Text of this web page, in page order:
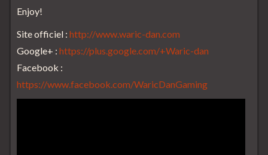
Enjoy!
Site officiel : http://www.waric-dan.com
Google+ : https://plus.google.com/+Waric-dan
Facebook :
https://www.facebook.com/WaricDanGaming